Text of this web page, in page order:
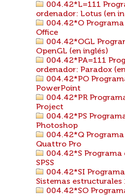
004.42*L=111
ordenador: Lotus (en
004.42*O
Office
004.42*OGL
OpenGL (en inglés)
004.42*PA=111
ordenador: Paradox
004.42*PO
PowerPoint
004.42*PR
Project
004.42*PS
Photoshop
004.42*Q
Quattro Pro
004.42*S Programa
SPSS
004.42*SI
Sistemas estructurales
004.42*SO